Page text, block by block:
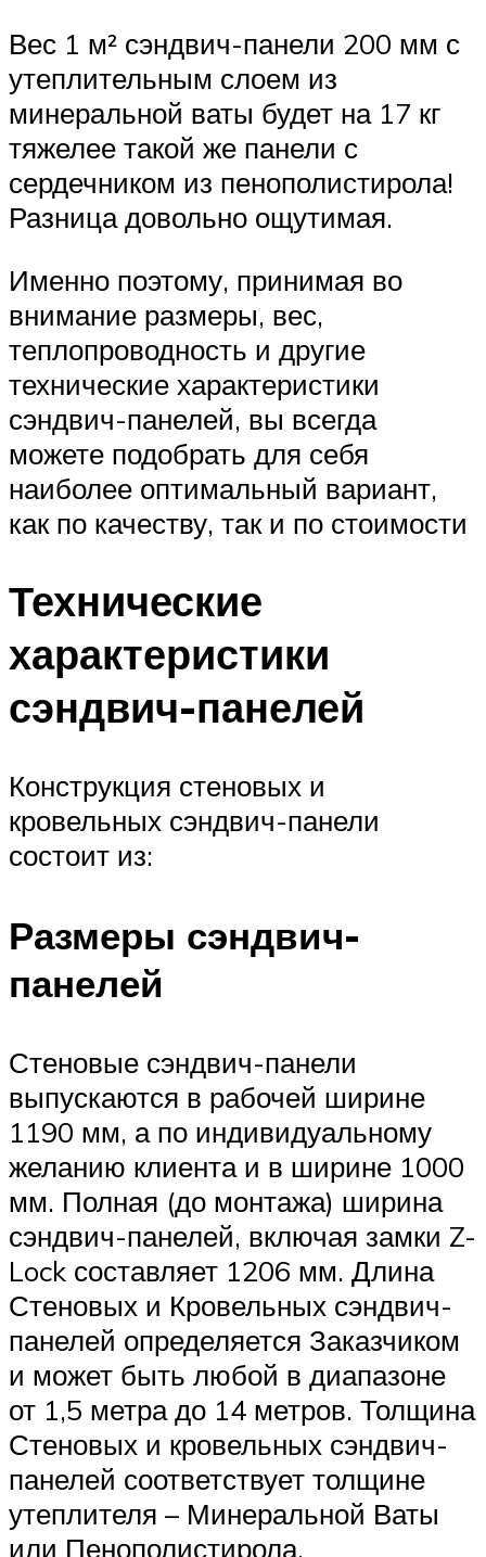
Вес 1 м² сэндвич-панели 200 мм с
утеплительным слоем из
минеральной ваты будет на 17 кг
тяжелее такой же панели с
сердечником из пенополистирола!
Разница довольно ощутимая.
Именно поэтому, принимая во
внимание размеры, вес,
теплопроводность и другие
технические характеристики
сэндвич-панелей, вы всегда
можете подобрать для себя
наиболее оптимальный вариант,
как по качеству, так и по стоимости
Технические
характеристики
сэндвич-панелей
Конструкция стеновых и
кровельных сэндвич-панели
состоит из:
Размеры сэндвич-
панелей
Стеновые сэндвич-панели
выпускаются в рабочей ширине
1190 мм, а по индивидуальному
желанию клиента и в ширине 1000
мм. Полная (до монтажа) ширина
сэндвич-панелей, включая замки Z-
Lock составляет 1206 мм. Длина
Стеновых и Кровельных сэндвич-
панелей определяется Заказчиком
и может быть любой в диапазоне
от 1,5 метра до 14 метров. Толщина
Стеновых и кровельных сэндвич-
панелей соответствует толщине
утеплителя – Минеральной Ваты
или Пенополистирола.